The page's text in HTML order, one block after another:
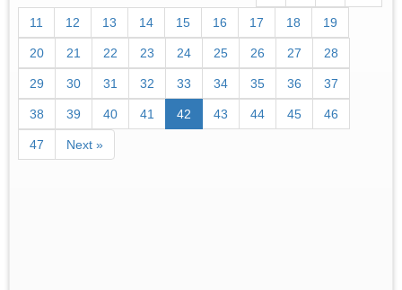
11 12 13 14 15 16 17 18 19
20 21 22 23 24 25 26 27 28
29 30 31 32 33 34 35 36 37
38 39 40 41 42 43 44 45 46
47 Next »